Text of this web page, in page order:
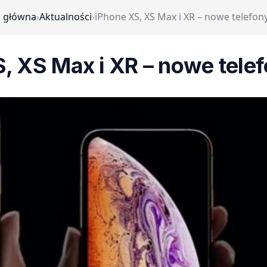
›Aktualności›iPhone XS, XS Max i XR – nowe
XS Max i XR – nowe